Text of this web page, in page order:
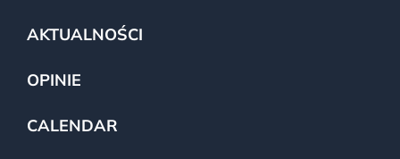
AKTUALNOŚCI
OPINIE
CALENDAR